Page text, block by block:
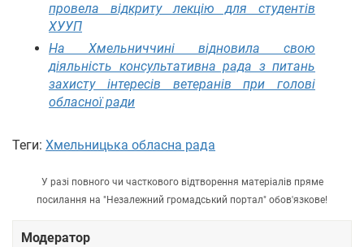
провела відкриту лекцію для студентів
ХУУП
На Хмельниччині відновила свою
діяльність консультативна рада з питань
захисту інтересів ветеранів при голові
обласної ради
Теги: Хмельницька обласна рада
У разі повного чи часткового відтворення матеріалів пряме
посилання на "Незалежний громадський портал" обов'язкове!
Модератор